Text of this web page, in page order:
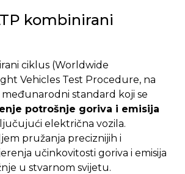
kombinirani
ciklus (Worldwide
Vehicles Test Procedure, na
standard koji se
potrošnje goriva i emisija
električna vozila.
pružanja preciznijih i
učinkovitosti goriva i emisija
u stvarnom svijetu.